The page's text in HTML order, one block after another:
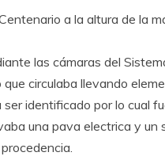
a la altura de la
las cámaras del
circulaba llevando
identificado por lo cual
una pava electrica y un